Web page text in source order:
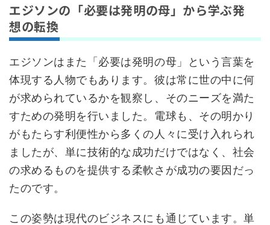
エジソンの「必要は発明の母」から学ぶ発
想の転換
エジソンはまた「必要は発明の母」という言葉を
体現する人物でもあります。彼は常に世の中に何
が求められているかを観察し、そのニーズを満た
すための発明を行いました。電球も、その明かり
がもたらす利便性から多くの人々に受け入れられ
ましたが、単に技術的な成功だけではなく、社会
の求めるものを提供する柔軟さが成功の要因だっ
たのです。
この姿勢は現代のビジネスにも通じています。単